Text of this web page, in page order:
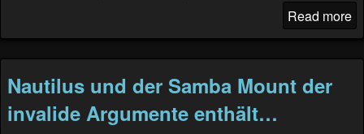
Read more
Nautilus und der Samba Mount der
invalide Argumente enthält…